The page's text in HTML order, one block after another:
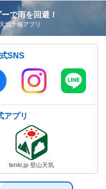
で雨を回避！
気予報アプリ
SNS
アプリ
tenki.jp 登山天気